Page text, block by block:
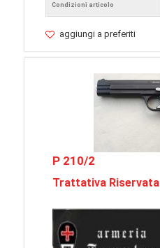
Condizioni articolo
aggiungi a preferiti
P 210/2
Trattativa Riservata